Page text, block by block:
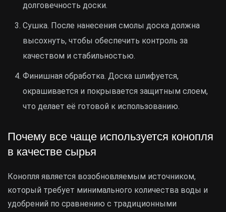
долговечность доски.
Сушка. После нанесения смолы доска должна
высохнуть, чтобы обеспечить контроль за
качеством и стабильностью.
Финишная обработка. Доска шлифуется,
окрашивается и покрывается защитным слоем,
что делает её готовой к использованию.
Почему все чаще используется конопля
в качестве сырья
Конопля является возобновляемым источником,
который требует минимального количества воды и
удобрений по сравнению с традиционными